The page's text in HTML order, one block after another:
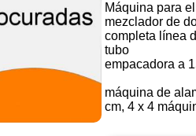
Máquina para
mezclador de
completa línea
tubo
empacadora a
máquina de
cm, 4 x 4